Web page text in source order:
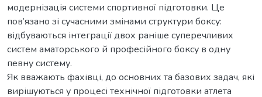
модернізація системи спортивної підготовки. Це
пов’язано зі сучасними змінами структури боксу:
відбуваються інтеграції двох раніше суперечливих
систем аматорського й професійного боксу в одну
певну систему.
Як вважають фахівці, до основних та базових задач, які
вирішуються у процесі технічної підготовки атлета